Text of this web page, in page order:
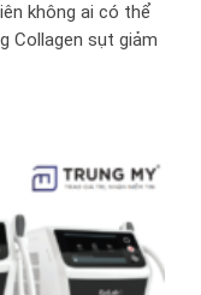
không ai có thể
Collagen sụt giảm